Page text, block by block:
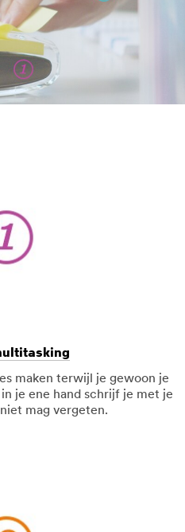
maken terwijl je gewoon je
je ene hand schrijf je met je
mag vergeten.